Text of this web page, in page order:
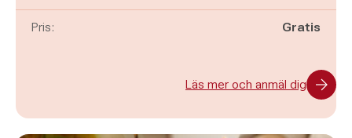
Pris: Gratis
Läs mer och anmäl dig